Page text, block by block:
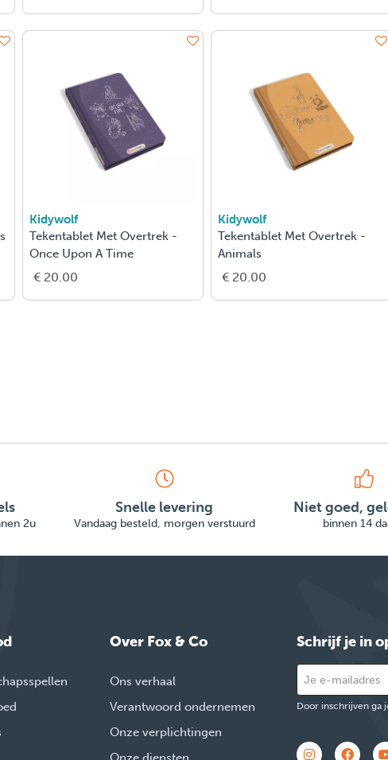
Kidywolf
Tekentablet Met Overtrek -
Once Upon A Time
€ 20.00
Kidywolf
Tekentablet Met Overtrek -
Animals
€ 20.00
2u
Snelle levering
Vandaag besteld, morgen verstuurd
Niet goed,
binnen 14
Over Fox & Co
Ons verhaal
Verantwoord ondernemen
Onze verplichtingen
Schrijf je in
Door inschrijven ga